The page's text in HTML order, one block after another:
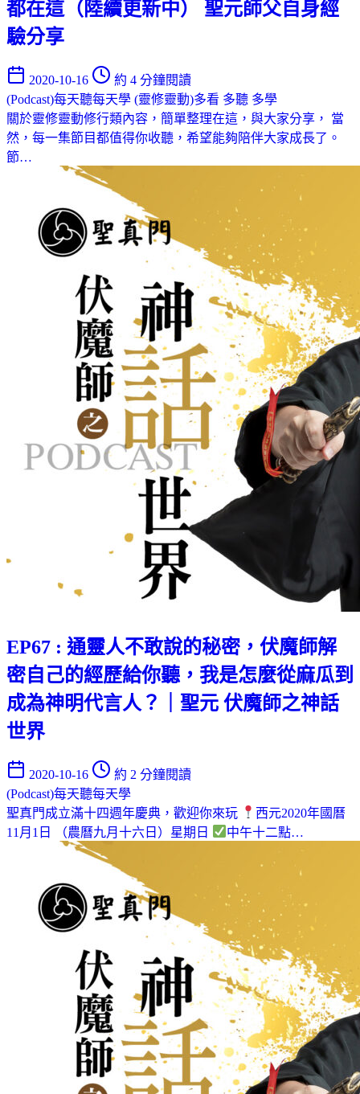
都在這（陸續更新中） 聖元師父自身經
驗分享
2020-10-16
約 4 分鐘閱讀
(Podcast)每天聽每天學 (靈修靈動)多看 多聽 多學
關於靈修靈動修行類內容，簡單整理在這，與大家分享， 當
然，每一集節目都值得你收聽，希望能夠陪伴大家成長了。
節…
EP67 : 通靈人不敢說的秘密，伏魔師解
密自己的經歷給你聽，我是怎麼從麻瓜到
成為神明代言人？｜聖元 伏魔師之神話
世界
2020-10-16
約 2 分鐘閱讀
(Podcast)每天聽每天學
聖真門成立滿十四週年慶典，歡迎你來玩
西元2020年國曆
11月1日 （農曆九月十六日）星期日
中午十二點…